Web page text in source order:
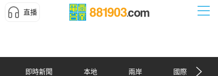
直播
即時新聞 本地 兩岸 國際